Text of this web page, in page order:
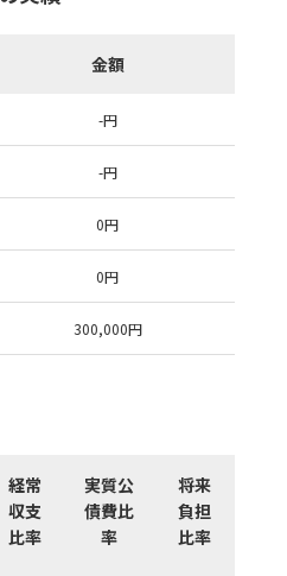
金額
-円
-円
0円
0円
300,000円
経常
収支
比率
実質公
債費比
率
将来
負担
比率